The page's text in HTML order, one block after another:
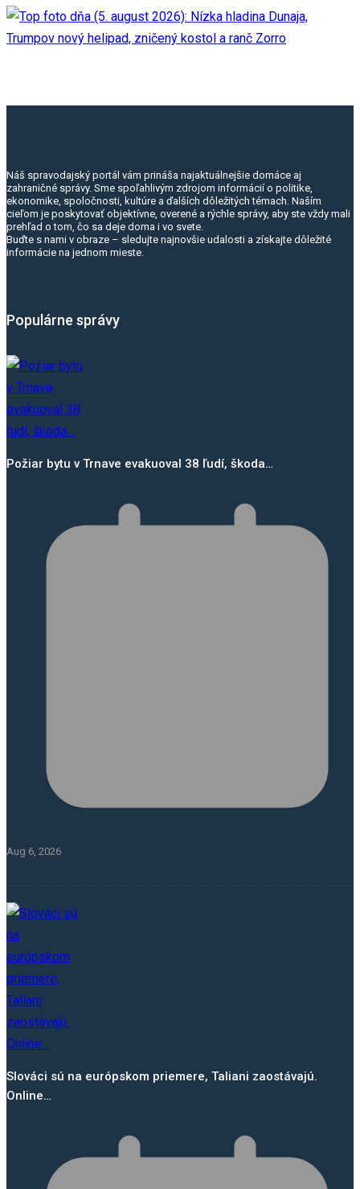
Náš spravodajský portál vám prináša najaktuálnejšie domáce aj
zahraničné správy. Sme spoľahlivým zdrojom informácií o politike,
ekonomike, spoločnosti, kultúre a ďalších dôležitých témach. Naším
cieľom je poskytovať objektívne, overené a rýchle správy, aby ste vždy mali
prehľad o tom, čo sa deje doma i vo svete.
Buďte s nami v obraze – sledujte najnovšie udalosti a získajte dôležité
informácie na jednom mieste.
Populárne správy
Požiar bytu v Trnave evakuoval 38 ľudí, škoda…
Aug 6, 2026
Slováci sú na európskom priemere, Taliani zaostávajú.
Online…